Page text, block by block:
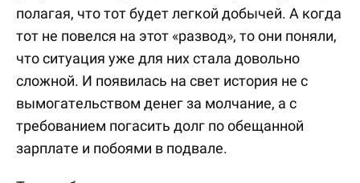
полагая, что тот будет легкой добычей. А когда
тот не повелся на этот «развод», то они поняли,
что ситуация уже для них стала довольно
сложной. И появилась на свет история не с
вымогательством денег за молчание, а с
требованием погасить долг по обещанной
зарплате и побоями в подвале.